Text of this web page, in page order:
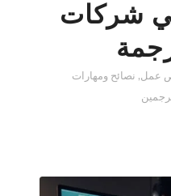
شركات
عمل, نصائح ومهارات